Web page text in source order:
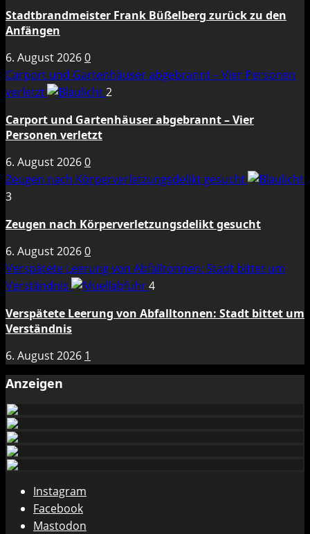
Stadtbrandmeister Frank Büßelberg zurück zu den
Anfängen
6. August 20260
Carport und Gartenhäuser abgebrannt – Vier Personen
verletzt
2
Carport und Gartenhäuser abgebrannt – Vier
Personen verletzt
6. August 20260
Zeugen nach Körperverletzungsdelikt gesucht
3
Zeugen nach Körperverletzungsdelikt gesucht
6. August 20260
Verspätete Leerung von Abfalltonnen: Stadt bittet um
Verständnis
4
Verspätete Leerung von Abfalltonnen: Stadt bittet um
Verständnis
6. August 2026 1
Anzeigen
Instagram
Facebook
Mastodon